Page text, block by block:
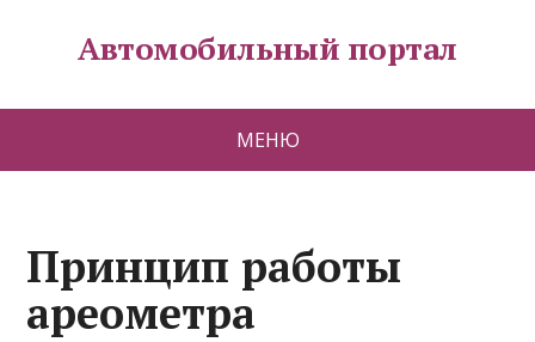
Автомобильный портал
МЕНЮ
Принцип работы
ареометра